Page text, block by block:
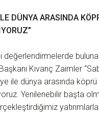
DÜNYA ARASINDA
değerlendirmelerde
Kıvanç Zaimler
ile dünya arasında
Yenilenebilir başta